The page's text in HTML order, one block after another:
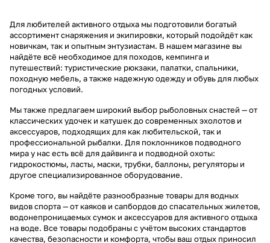
Для любителей активного отдыха мы подготовили богатый
ассортимент снаряжения и экипировки, который подойдёт как
новичкам, так и опытным энтузиастам. В нашем магазине вы
найдёте всё необходимое для походов, кемпинга и
путешествий: туристические рюкзаки, палатки, спальники,
походную мебель, а также надежную одежду и обувь для любых
погодных условий.
Мы также предлагаем широкий выбор рыболовных снастей — от
классических удочек и катушек до современных эхолотов и
аксессуаров, подходящих для как любительской, так и
профессиональной рыбалки. Для поклонников подводного
мира у нас есть всё для дайвинга и подводной охоты:
гидрокостюмы, ласты, маски, трубки, баллоны, регуляторы и
другое специализированное оборудование.
Кроме того, вы найдёте разнообразные товары для водных
видов спорта — от каяков и сапбордов до спасательных жилетов,
водонепроницаемых сумок и аксессуаров для активного отдыха
на воде. Все товары подобраны с учётом высоких стандартов
качества, безопасности и комфорта, чтобы ваш отдых приносил